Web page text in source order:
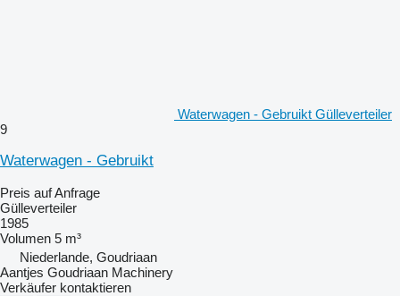
Waterwagen - Gebruikt Gülleverteiler
9
Waterwagen - Gebruikt
Preis auf Anfrage
Gülleverteiler
1985
Volumen 5 m³
Niederlande, Goudriaan
Aantjes Goudriaan Machinery
Verkäufer kontaktieren